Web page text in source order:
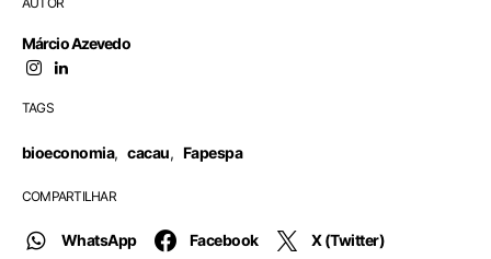
Márcio Azevedo
TAGS
bioeconomia, cacau, Fapespa
COMPARTILHAR
WhatsApp Facebook
X (Twitter)